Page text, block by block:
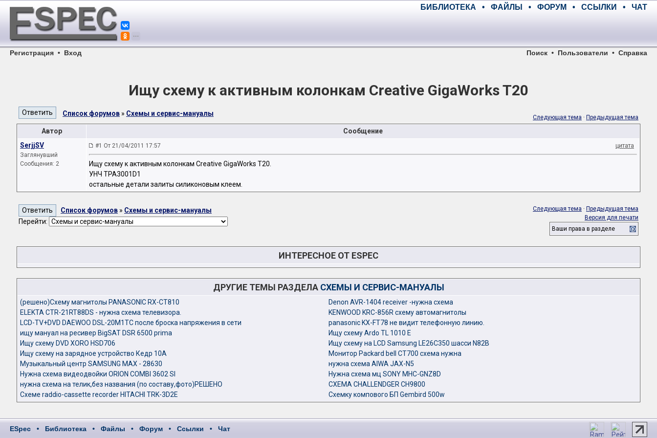
БИБЛИОТЕКА • ФАЙЛЫ • ФОРУМ • ССЫЛКИ • ЧАТ
Регистрация • Вход Поиск • Пользователи • Справка
Ищу схему к активным колонкам Creative GigaWorks T20
Список форумов » Схемы и сервис-мануалы Следующая тема · Предыдущая тема
Автор
Сообщение
SerjjSV
Заглянувший
Сообщения: 2
#1 От 21/04/2011 17:57 цитата
Ищу схему к активным колонкам Creative GigaWorks T20.
УНЧ TPA3001D1
остальные детали залиты силиконовым клеем.
Список форумов » Схемы и сервис-мануалы
Перейти:
Следующая тема · Предыдущая тема
Версия для печати
Ваши права в разделе
ИНТЕРЕСНОЕ ОТ ESPEC
ДРУГИЕ ТЕМЫ РАЗДЕЛА СХЕМЫ И СЕРВИС-МАНУАЛЫ
(решено)Схему магнитолы PANASONIC RX-CT810
Denon AVR-1404 receiver -нужна схема
ELEKTA CTR-21RT88DS - нужна схема телевизора.
KENWOOD KRC-856R схему автомагнитолы
LCD-TV+DVD DAEWOO DSL-20M1TC после броска напряжения в сети
panasonic KX-FT78 не видит телефонную линию.
ищу мануал на ресивер BigSAT DSR 6500 prima
Ищу схему Ardo TL 1010 E
Ищу схему DVD XORO HSD706
Ищу схему на LCD Samsung LE26C350 шасси N82B
Ищу схему на зарядное устройство Кедр 10А
Монитор Packard bell CT700 схема нужна
Музыкальный центр SAMSUNG MAX - 28630
нужна схема AIWA JAX-N5
Нужна схема видеодвойки ORION COMBI 3602 SI
Нужна схема мц SONY MHC-GNZ8D
нужна схема на телик,без названия (по составу,фото)РЕШЕНО
СХЕМА CHALLENDGER CH9800
Схеме raddio-cassette recorder HITACHI TRK-3D2E
Схемку компового БП Gembird 500w
ESpec • Библиотека • Файлы • Форум • Ссылки • Чат